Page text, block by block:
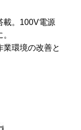
載。100V電源
環境の改善と